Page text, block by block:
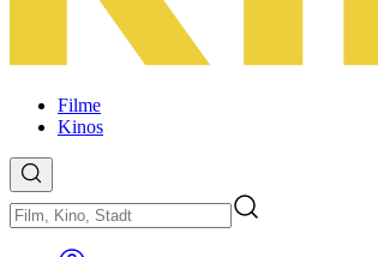
Filme
Kinos